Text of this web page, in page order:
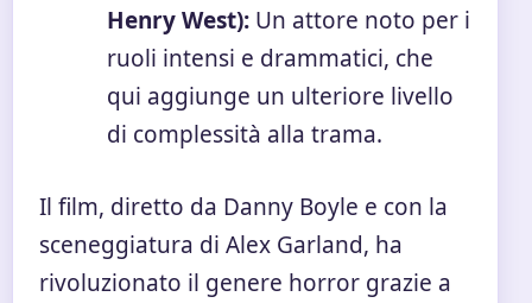
Henry West): Un attore noto per i
ruoli intensi e drammatici, che
qui aggiunge un ulteriore livello
di complessità alla trama.
Il film, diretto da Danny Boyle e con la
sceneggiatura di Alex Garland, ha
rivoluzionato il genere horror grazie a